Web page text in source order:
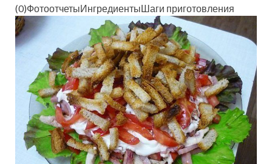
(0)ФотоотчетыИнгредиентыШаги приготовления